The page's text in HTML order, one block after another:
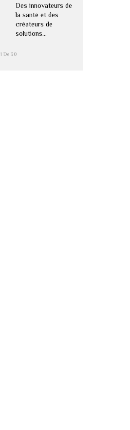
Des innovateurs de
la santé et des
créateurs de
solutions…
1 De 30